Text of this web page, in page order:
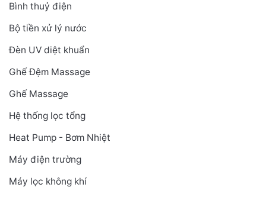
Bình thuỷ điện
Bộ tiền xử lý nước
Đèn UV diệt khuẩn
Ghế Đệm Massage
Ghế Massage
Hệ thống lọc tổng
Heat Pump - Bơm Nhiệt
Máy điện trường
Máy lọc không khí